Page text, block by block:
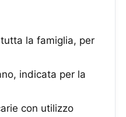
tutta la famiglia, per
indicata per la
con utilizzo